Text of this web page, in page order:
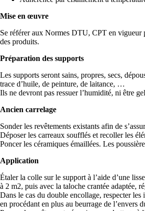
Mise en œuvre
Se référer aux Normes DTU, CPT en vigueur
des produits.
Préparation des supports
Les supports seront sains, propres, secs,
trace d’huile, de peinture, de laitance, …
Ils ne devront pas ressuer l’humidité, ni être
Ancien carrelage
Sonder les revêtements existants afin de
Déposer les carreaux soufflés et recoller les
Poncer les céramiques émaillées. Les
Application
Étaler la colle sur le support à l’aide d’une
à 2 m2, puis avec la taloche crantée adaptée,
Dans le cas du double encollage, respecter les
en procédant en plus au beurrage de l’envers